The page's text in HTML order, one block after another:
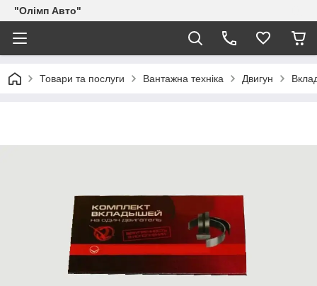
"Олімп Авто"
Товари та послуги Вантажна техніка Двигун